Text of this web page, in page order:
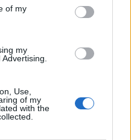
of my
my
Use,
of my
with the
nell'inerzia forza,
la fragilità
le proprie colpe